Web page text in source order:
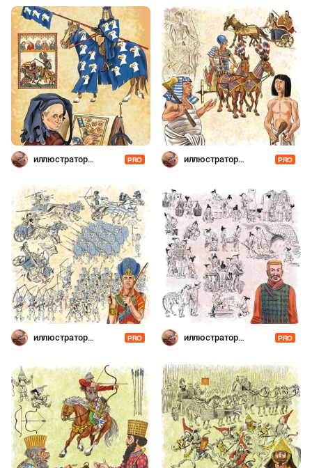
иллюстратор
PRO
иллюстратор
PRO
иллюстратор
PRO
иллюстратор
PRO